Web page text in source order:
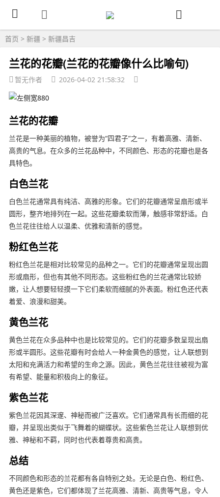
首页 > 新疆 > 新疆昌吉
兰花的花瓣(兰花的花瓣像什么比喻句)
暂无作者 2026-04-02 21:58:32
兰花的花瓣
兰花是一种美丽的植物，被誉为“四君子”之一，有着高雅、清新、
高贵的气息。在众多的兰花品种中，不同颜色、形态的花瓣也是各
具特色。
白色兰花
白色兰花通常具有纯洁、高雅的形象。它们的花瓣通常呈扇形或半
圆形，整齐地排列在一起。这些花瓣柔软而薄，触感非常舒适。白
色兰花往往给人以温柔、优雅和清新的感觉。
粉红色兰花
粉红色兰花是相对比较常见的品种之一。它们的花瓣通常呈现出圆
形或扇形，但也有其他不同形态。这些粉红色的兰花通常比较娇
嫩，让人想要轻轻摸一下它们柔软而细腻的外表面。粉红色还代表
着爱、浪漫和甜美。
黄色兰花
黄色兰花在众多品种中也是比较常见的。它们的花瓣多数呈现出扇
形或半圆形。这些花瓣有时会给人一种金黄色的感觉，让人联想到
太阳和充满活力和希望的生命之源。因此，黄色兰花往往被视为富
有希望、能量和积极向上的象征。
紫色兰花
紫色兰花因其深邃、神秘而被广泛喜欢。它们通常具有长而细的花
瓣，并呈现出类似于飞舞着的蝴蝶状。这些紫色兰花让人联想到优
雅、神秘和不羁，同时也代表着尊贵和高贵。
总结
不同颜色和形态的兰花都有各自特别之处。无论是白色、粉红色、
黄色还是紫色，它们都体现了兰花高雅、清新、高贵等气息，令人